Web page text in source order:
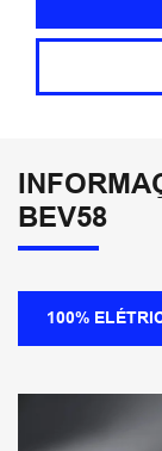
BEV58
100%